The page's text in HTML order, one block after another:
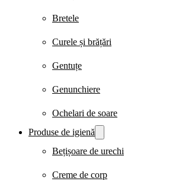
Bretele
Curele și brățări
Gentuțe
Genunchiere
Ochelari de soare
Produse de igienă
Bețișoare de urechi
Creme de corp